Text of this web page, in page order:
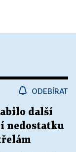
ODEBÍRAT
další
nedostatku